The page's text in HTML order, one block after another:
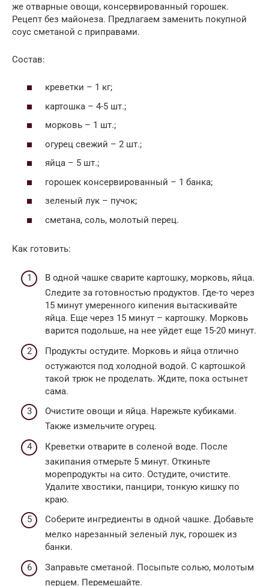
же отварные овощи, консервированный горошек.
Рецепт без майонеза. Предлагаем заменить покупной
соус сметаной с приправами.
Состав:
креветки – 1 кг;
картошка – 4-5 шт.;
морковь – 1 шт.;
огурец свежий – 2 шт.;
яйца – 5 шт.;
горошек консервированный – 1 банка;
зеленый лук – пучок;
сметана, соль, молотый перец.
Как готовить:
В одной чашке сварите картошку, морковь, яйца.
Следите за готовностью продуктов. Где-то через
15 минут умеренного кипения вытаскивайте
яйца. Еще через 15 минут – картошку. Морковь
варится подольше, на нее уйдет еще 15-20 минут.
Продукты остудите. Морковь и яйца отлично
остужаются под холодной водой. С картошкой
такой трюк не проделать. Ждите, пока остынет
сама.
Очистите овощи и яйца. Нарежьте кубиками.
Также измельчите огурец.
Креветки отварите в соленой воде. После
закипания отмерьте 5 минут. Откиньте
морепродукты на сито. Остудите, очистите.
Удалите хвостики, панцири, тонкую кишку по
краю.
Соберите ингредиенты в одной чашке. Добавьте
мелко нарезанный зеленый лук, горошек из
банки.
Заправьте сметаной. Посыпьте солью, молотым
перцем. Перемешайте.